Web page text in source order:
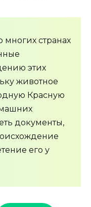
многих странах
этих
животное
Красную
документы,
его у